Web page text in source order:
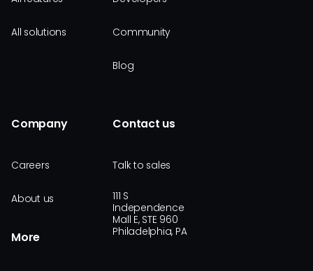
All solutions Community
Blog
Company
Careers
About us
More
Contact us
Talk to sales
111 S
Independence
Mall E, STE 960
Philadelphia, PA